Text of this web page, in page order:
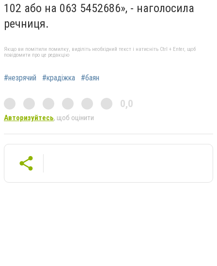
102 або на 063 5452686», - наголосила
речниця.
Якщо ви помітили помилку, виділіть необхідний текст і натисніть Ctrl + Enter, щоб
повідомити про це редакцію
#незрячий #крадіжка #баян
0,0
Авторизуйтесь, щоб оцінити